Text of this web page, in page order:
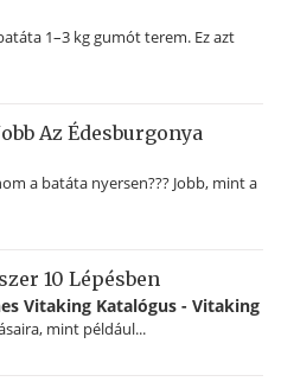
1–3 kg gumót terem. Ez azt
Az Édesburgonya
a batáta nyersen??? Jobb, mint a
10 Lépésben
Vitaking Katalógus - Vitaking
mint például...